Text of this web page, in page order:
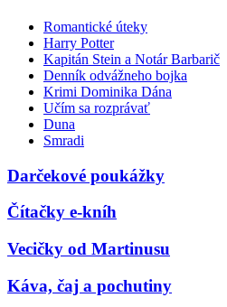
Romantické úteky
Harry Potter
Kapitán Stein a Notár Barbarič
Denník odvážneho bojka
Krimi Dominika Dána
Učím sa rozprávať
Duna
Smradi
Darčekové poukážky
Čítačky e-kníh
Vecičky od Martinusu
Káva, čaj a pochutiny